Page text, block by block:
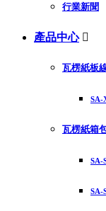
行業新聞
產品中心 
瓦楞紙板
SA-
瓦楞紙箱
SA-
SA-